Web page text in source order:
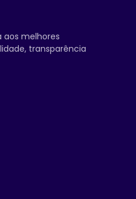
melhores
transparência